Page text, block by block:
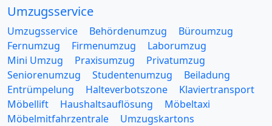
Umzugsservice
Umzugsservice Behördenumzug
Büroumzug
Fernumzug
Firmenumzug
Laborumzug
Mini Umzug
Praxisumzug
Privatumzug
Seniorenumzug
Studentenumzug
Beiladung
Entrümpelung
Halteverbotszone
Klaviertransport
Möbellift
Haushaltsauflösung
Möbeltaxi
Möbelmitfahrzentrale
Umzugskartons